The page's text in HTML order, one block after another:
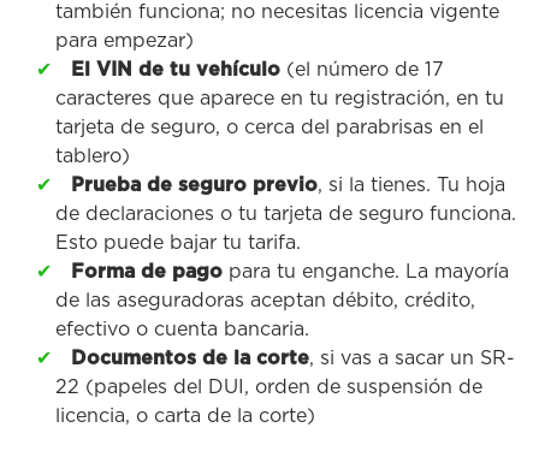
también funciona; no necesitas licencia vigente
para empezar)
El VIN de tu vehículo (el número de 17
caracteres que aparece en tu registración, en tu
tarjeta de seguro, o cerca del parabrisas en el
tablero)
Prueba de seguro previo, si la tienes. Tu hoja
de declaraciones o tu tarjeta de seguro funciona.
Esto puede bajar tu tarifa.
Forma de pago para tu enganche. La mayoría
de las aseguradoras aceptan débito, crédito,
efectivo o cuenta bancaria.
Documentos de la corte, si vas a sacar un SR-
22 (papeles del DUI, orden de suspensión de
licencia, o carta de la corte)